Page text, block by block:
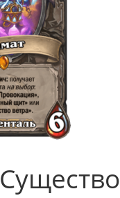
Существо